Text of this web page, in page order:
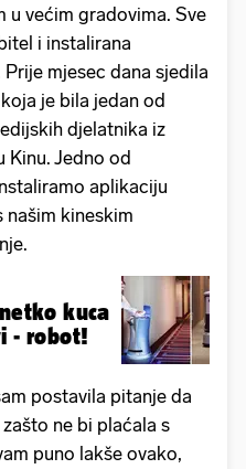
u većim gradovima. Sve
i instalirana
mjesec dana sjedila
je bila jedan od
djelatnika iz
Kinu. Jedno od
aplikaciju
našim kineskim
kuca
- robot!
postavila pitanje da
ne bi plaćala s
puno lakše ovako,